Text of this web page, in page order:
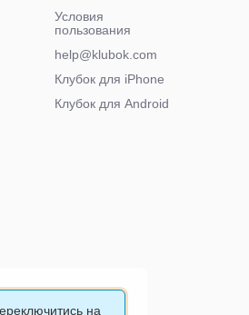
Условия
пользования
help@klubok.com
Клубок для iPhone
Клубок для Android
на